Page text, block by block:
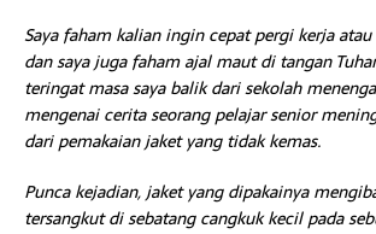
Saya faham kalian ingin cepat pergi kerja
dan saya juga faham ajal maut di tangan
teringat masa saya balik dari sekolah
mengenai cerita seorang pelajar senior
dari pemakaian jaket yang tidak kemas.
Punca kejadian, jaket yang dipakainya
tersangkut di sebatang cangkuk kecil pada